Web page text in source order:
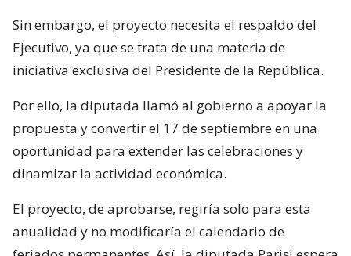
Sin embargo, el proyecto necesita el respaldo del
Ejecutivo, ya que se trata de una materia de
iniciativa exclusiva del Presidente de la República.
Por ello, la diputada llamó al gobierno a apoyar la
propuesta y convertir el 17 de septiembre en una
oportunidad para extender las celebraciones y
dinamizar la actividad económica.
El proyecto, de aprobarse, regiría solo para esta
anualidad y no modificaría el calendario de